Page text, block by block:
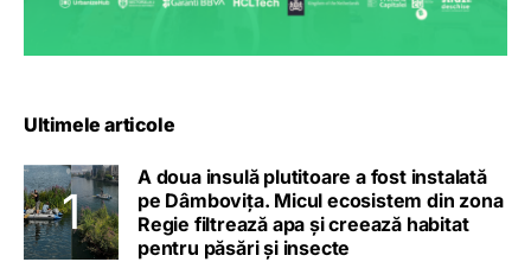
Ultimele articole
A doua insulă plutitoare a fost instalată
pe Dâmbovița. Micul ecosistem din zona
Regie filtrează apa și creează habitat
pentru păsări și insecte